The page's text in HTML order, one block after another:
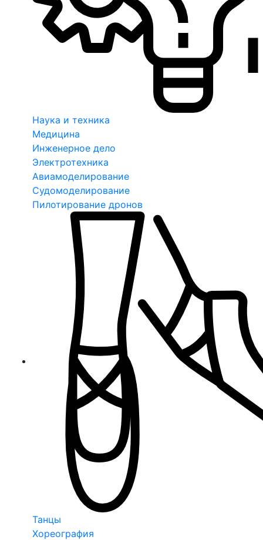
Наука и техника
Медицина
Инженерное дело
Электротехника
Авиамоделирование
Судомоделирование
Пилотирование дронов
Танцы
Хореография